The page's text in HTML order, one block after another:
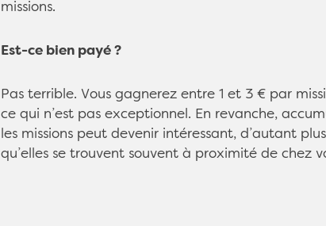
missions.
Est-ce bien payé ?
Pas terrible. Vous gagnerez entre 1 et 3 € par
ce qui n’est pas exceptionnel. En revanche,
les missions peut devenir intéressant, d’autant plus
qu’elles se trouvent souvent à proximité de chez